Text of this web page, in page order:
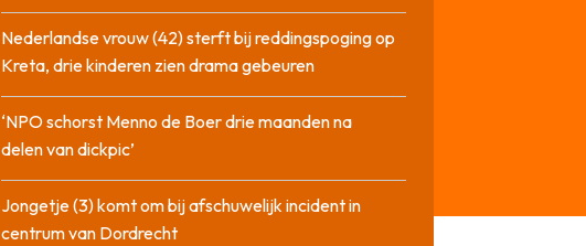
Nederlandse vrouw (42) sterft bij reddingspoging op
Kreta, drie kinderen zien drama gebeuren
‘NPO schorst Menno de Boer drie maanden na
delen van dickpic’
Jongetje (3) komt om bij afschuwelijk incident in
centrum van Dordrecht